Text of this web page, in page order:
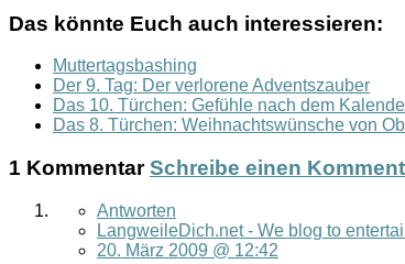
Das könnte Euch auch interessieren:
Muttertagsbashing
Der 9. Tag: Der verlorene Adventszauber
Das 10. Türchen: Gefühle nach dem
Das 8. Türchen: Weihnachtswünsche von
1 KommentarSchreibe einen
Antworten
LangweileDich.net - We blog to
20. März 2009 @ 12:42